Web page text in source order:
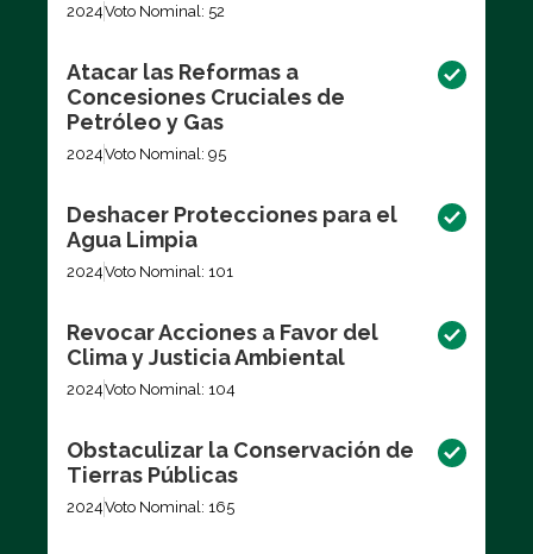
2024Voto Nominal: 52
Atacar las Reformas a
Concesiones Cruciales de
Petróleo y Gas
2024Voto Nominal: 95
Deshacer Protecciones para el
Agua Limpia
2024Voto Nominal: 101
Revocar Acciones a Favor del
Clima y Justicia Ambiental
2024Voto Nominal: 104
Obstaculizar la Conservación de
Tierras Públicas
2024Voto Nominal: 165